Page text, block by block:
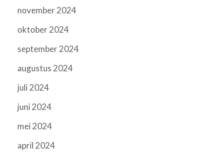
november 2024
oktober 2024
september 2024
augustus 2024
juli 2024
juni 2024
mei 2024
april 2024